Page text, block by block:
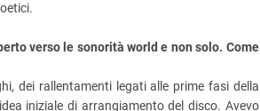
verso le sonorità world e non solo. Come
dei rallentamenti legati alle prime fasi della
iniziale di arrangiamento del disco. Avevo